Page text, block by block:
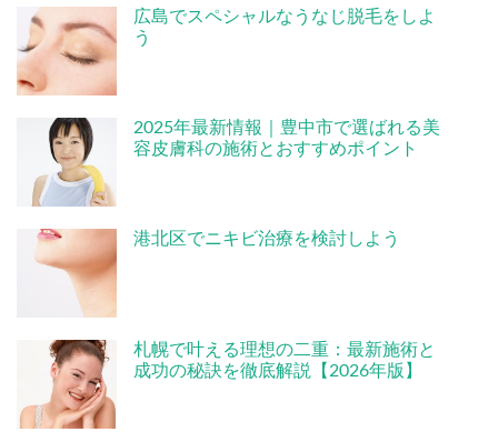
広島でスペシャルなうなじ脱毛をしよ
う
2025年最新情報｜豊中市で選ばれる美
容皮膚科の施術とおすすめポイント
港北区でニキビ治療を検討しよう
札幌で叶える理想の二重：最新施術と
成功の秘訣を徹底解説【2026年版】